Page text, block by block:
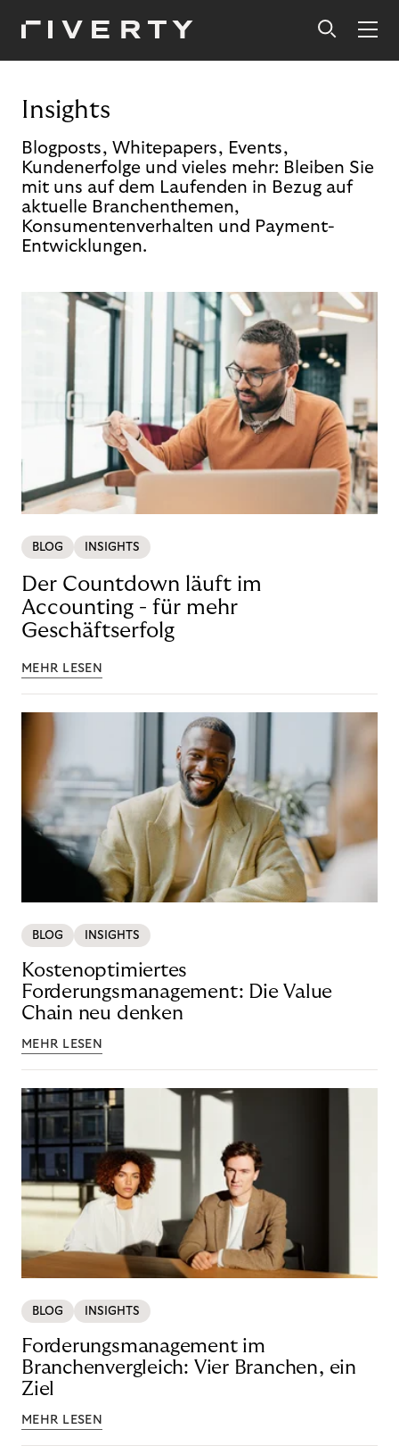
Insights
Blogposts, Whitepapers, Events,
Kundenerfolge und vieles mehr: Bleiben Sie
mit uns auf dem Laufenden in Bezug auf
aktuelle Branchenthemen,
Konsumentenverhalten und Payment-
Entwicklungen.
BLOG INSIGHTS
Der Countdown läuft im
Accounting - für mehr
Geschäftserfolg
MEHR LESEN
BLOG INSIGHTS
Kostenoptimiertes
Forderungsmanagement: Die Value
Chain neu denken
MEHR LESEN
BLOG INSIGHTS
Forderungsmanagement im
Branchenvergleich: Vier Branchen, ein
Ziel
MEHR LESEN